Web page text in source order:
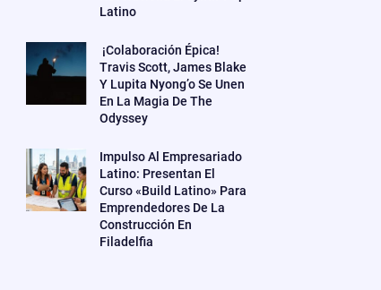
Latino
¡Colaboración Épica!
Travis Scott, James Blake
Y Lupita Nyong’o Se Unen
En La Magia De The
Odyssey
Impulso Al Empresariado
Latino: Presentan El
Curso «Build Latino» Para
Emprendedores De La
Construcción En
Filadelfia